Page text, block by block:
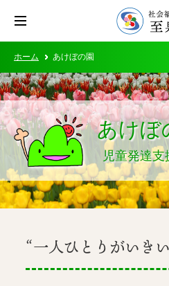
ホーム あけぼの園
あけぼ
児童発達
“一人ひとりがいき